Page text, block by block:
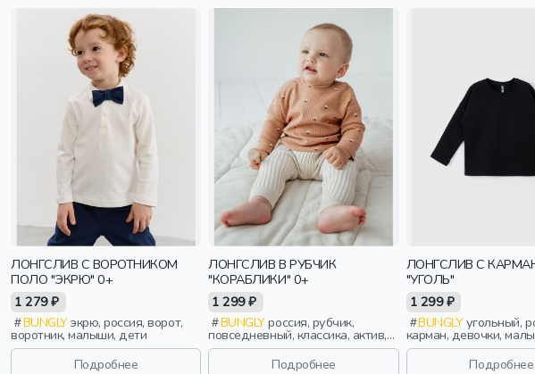
ЛОНГСЛИВ С ВОРОТНИКОМ
ПОЛО "ЭКРЮ" 0+
1 279 ₽
BUNGLYэкрю, россия, ворот,
воротник, малыши, дети
Подробнее
ЛОНГСЛИВ В РУБЧИК
"КОРАБЛИКИ" 0+
1 299 ₽
BUNGLYроссия, рубчик,
повседневный, классика, актив,
малыши, дети
Подробнее
ЛОНГСЛИВ С
"УГОЛЬ"
1 299 ₽
BUNGLYугольный, россия,
карман, девочки,
дошкольники, дети
Подробнее